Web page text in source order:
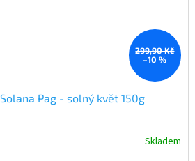
299,90 Kč
–10 %
Solana Pag - solný květ 150g
Skladem